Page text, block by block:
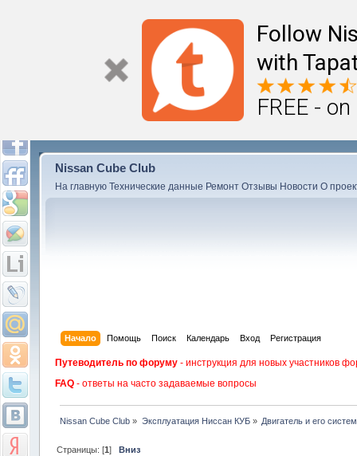
Follow
with
FREE -
Nissan Cube Club
На главную Технические данные Ремонт Отзывы Новости О
Начало Помощь Поиск Календарь Вход Регистрация
Путеводитель по форуму - инструкция для новых участников
FAQ - ответы на часто задаваемые вопросы
Nissan Cube Club » Эксплуатация Ниссан КУБ» Двигатель и его
Страницы: [1]Вниз